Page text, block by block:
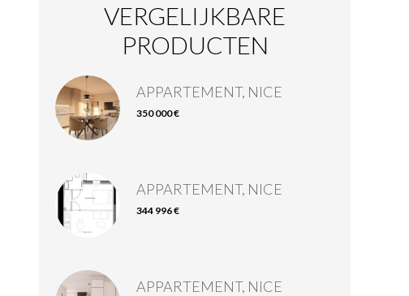
VERGELIJKBARE
PRODUCTEN
APPARTEMENT, NICE
350 000 €
APPARTEMENT, NICE
344 996 €
APPARTEMENT, NICE